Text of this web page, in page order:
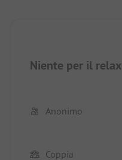
Niente per il relax
Anonimo
Coppia